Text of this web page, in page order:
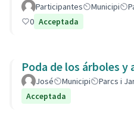
Participantes Municipi
0 Acceptada
Poda de los árboles y
José Municipi Parcs i
Acceptada